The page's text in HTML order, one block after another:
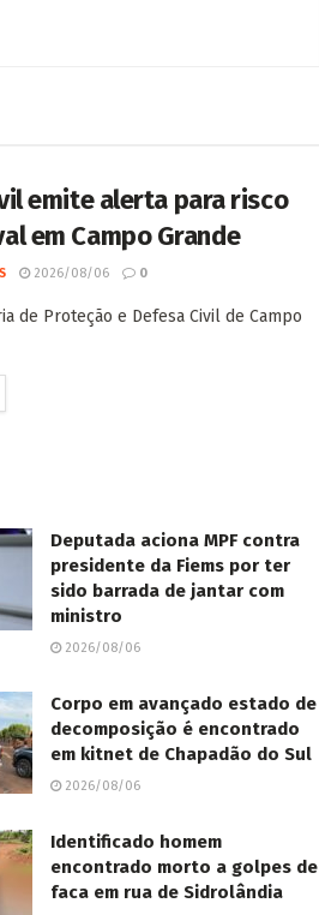
emite alerta para risco
em Campo Grande
2026/08/06 0
de Proteção e Defesa Civil de Campo
Deputada aciona MPF contra
presidente da Fiems por ter
sido barrada de jantar com
ministro
2026/08/06
Corpo em avançado estado de
decomposição é encontrado
em kitnet de Chapadão do Sul
2026/08/06
Identificado homem
encontrado morto a golpes de
faca em rua de Sidrolândia